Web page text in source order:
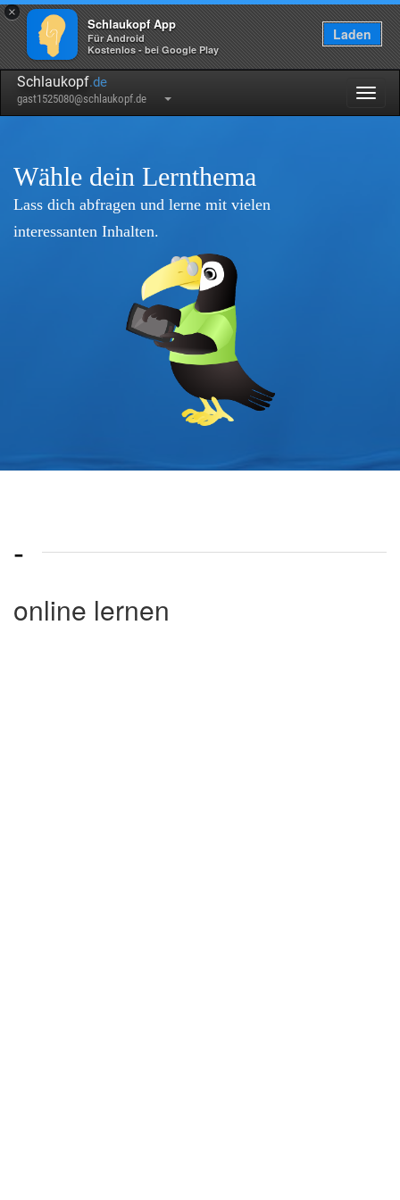
×
Schlaukopf App
Für Android
Kostenlos - bei Google Play
Laden
Schlaukopf.de
gast1525080@schlaukopf.de
Wähle dein Lernthema
Lass dich abfragen und lerne mit vielen
interessanten Inhalten.
-
online lernen